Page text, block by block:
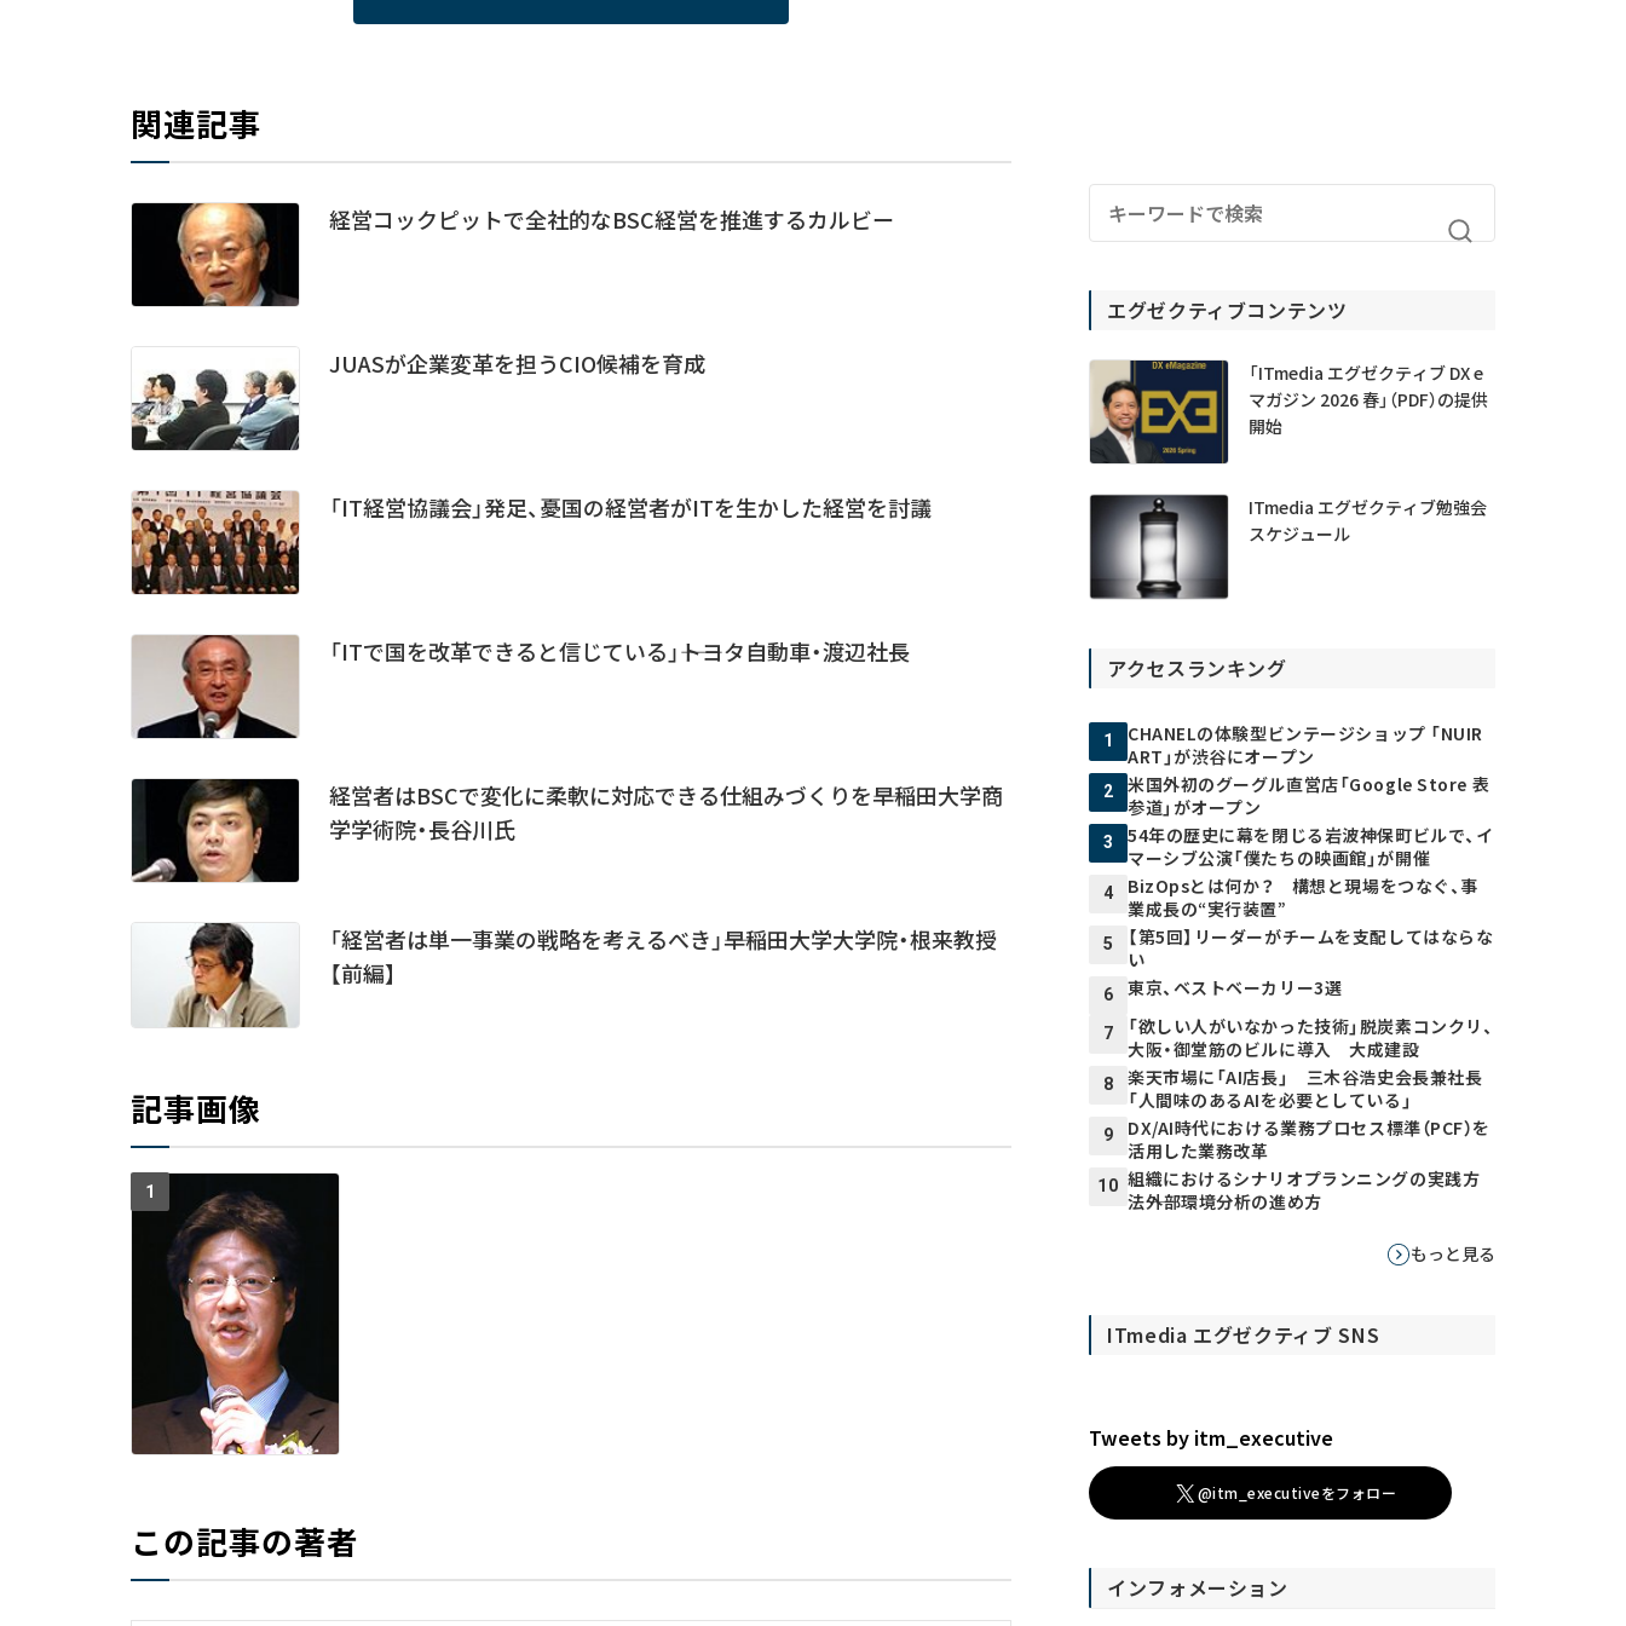
関連記事
経営コックピットで全社的なBSC経営を推進するカルビー
JUASが企業変革を担うCIO候補を育成
「IT経営協議会」発足、憂国の経営者がITを生かした経営を討議
「ITで国を改革できると信じている」――トヨタ自動車・渡辺社長
経営者はBSCで変化に柔軟に対応できる仕組みづくりを――早稲田大学商
学学術院・長谷川氏
「経営者は単一事業の戦略を考えるべき」――早稲田大学大学院・根来教授
【前編】
記事画像
1
この記事の著者
エグゼクティブコンテンツ
「ITmedia エグゼクティブ DX e
マガジン 2026 春」（PDF）の提供
開始
ITmedia エグゼクティブ勉強会
スケジュール
アクセスランキング
1
CHANELの体験型ビンテージショップ 「NUIR
ART」が渋谷にオープン
2
米国外初のグーグル直営店「Google Store 表
参道」がオープン
3
54年の歴史に幕を閉じる岩波神保町ビルで、イ
マーシブ公演「僕たちの映画館」が開催
4
BizOpsとは何か？ 構想と現場をつなぐ、事
業成長の“実行装置”
5
【第5回】リーダーがチームを支配してはならな
い
6 東京、ベストベーカリー3選
7
「欲しい人がいなかった技術」脱炭素コンクリ、
大阪・御堂筋のビルに導入 大成建設
8
楽天市場に「AI店長」 三木谷浩史会長兼社長
「人間味のあるAIを必要としている」
9
DX/AI時代における業務プロセス標準（PCF）を
活用した業務改革
10 組織におけるシナリオプランニングの実践方
法――外部環境分析の進め方
もっと見る
ITmedia エグゼクティブ SNS
Tweets by itm_executive
@itm_executiveをフォロー
インフォメーション